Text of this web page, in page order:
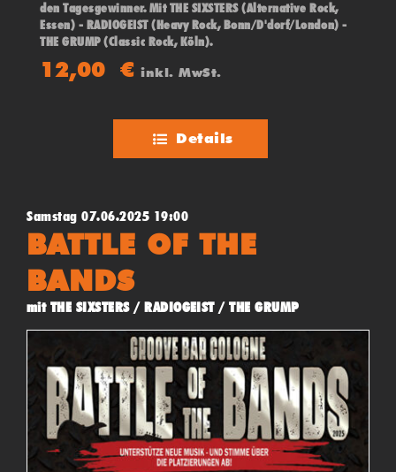
den Tagesgewinner. Mit THE SIXSTERS (Alternative Rock,
Essen) - RADIOGEIST (Heavy Rock, Bonn/D'dorf/London) -
THE GRUMP (Classic Rock, Köln).
12,00€ inkl. MwSt.
Details
Samstag 07.06.2025 19:00
BATTLE OF THE
BANDS
mit THE SIXSTERS / RADIOGEIST / THE GRUMP